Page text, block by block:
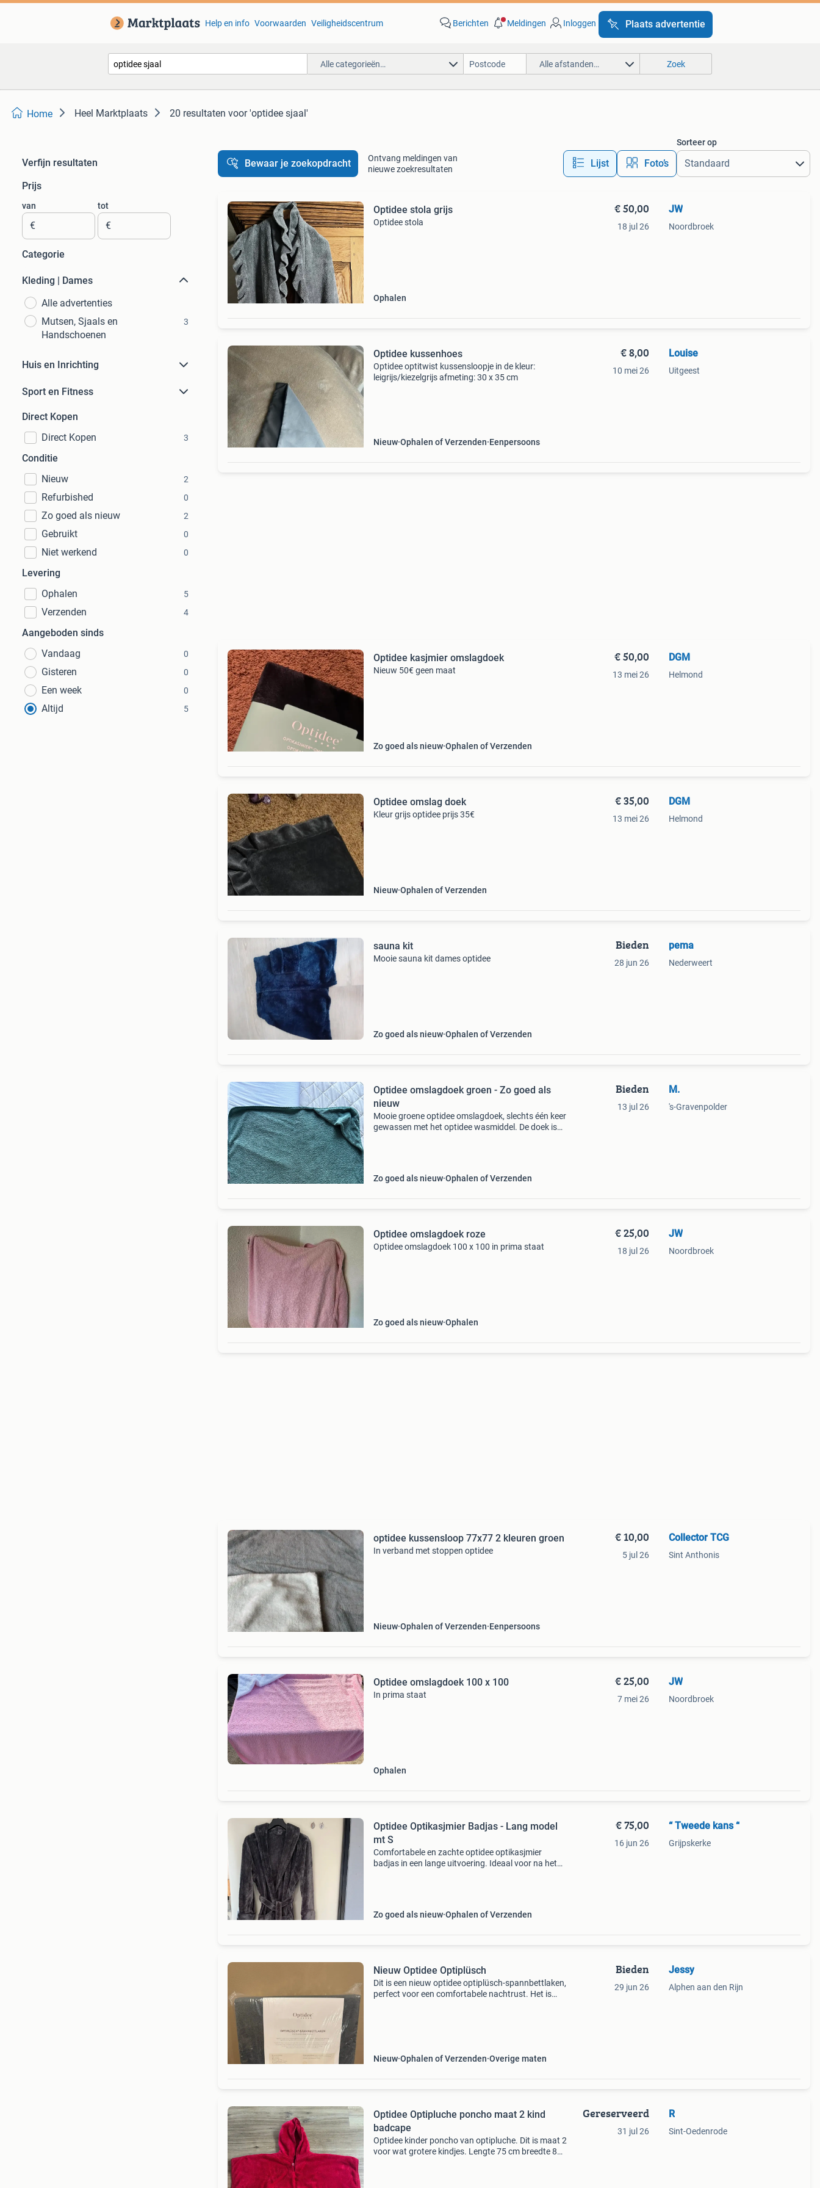
Help en info Voorwaarden Veiligheidscentrum Berichten Meldingen Inloggen Plaats advertentie
Alle categorieën… Alle afstanden… Zoek
Home Heel Marktplaats 20 resultaten voor 'optidee sjaal'
Verfijn resultaten
Prijs
van
€
tot
€
Categorie
Kleding | Dames
Alle advertenties
Mutsen, Sjaals en
Handschoenen
3
Huis en Inrichting
Sport en Fitness
Direct Kopen
Direct Kopen
3
Conditie
Nieuw
2
Refurbished 0
Zo goed als nieuw 2
Gebruikt 0
Niet werkend 0
Levering
Ophalen
5
Verzenden 4
Aangeboden sinds
Vandaag
0
Gisteren 0
Een week 0
Altijd 5
Bewaar je zoekopdracht
Ontvang meldingen van
nieuwe zoekresultaten
Lijst Foto’s
Sorteer op
Optidee stola grijs
Optidee stola
Ophalen
€ 50,00
18 jul 26
JW
Noordbroek
Optidee kussenhoes
Optidee optitwist kussensloopje in de kleur:
leigrijs/kiezelgrijs afmeting: 30 x 35 cm
Nieuw Ophalen of Verzenden Eenpersoons
€ 8,00
10 mei 26
Louise
Uitgeest
Optidee kasjmier omslagdoek
Nieuw 50€ geen maat
Zo goed als nieuw Ophalen of Verzenden
€ 50,00
13 mei 26
DGM
Helmond
Optidee omslag doek
Kleur grijs optidee prijs 35€
Nieuw Ophalen of Verzenden
€ 35,00
13 mei 26
DGM
Helmond
sauna kit
Mooie sauna kit dames optidee
Zo goed als nieuw Ophalen of Verzenden
Bieden
28 jun 26
pema
Nederweert
Optidee omslagdoek groen - Zo goed als
nieuw
Mooie groene optidee omslagdoek, slechts één keer
gewassen met het optidee wasmiddel. De doek is
Zo goed als nieuw Ophalen of Verzenden
Bieden
13 jul 26
M.
's-Gravenpolder
Optidee omslagdoek roze
Optidee omslagdoek 100 x 100 in prima staat
Zo goed als nieuw Ophalen
€ 25,00
18 jul 26
JW
Noordbroek
optidee kussensloop 77x77 2 kleuren groen
In verband met stoppen optidee
Nieuw Ophalen of Verzenden Eenpersoons
€ 10,00
5 jul 26
Collector TCG
Sint Anthonis
Optidee omslagdoek 100 x 100
In prima staat
Ophalen
€ 25,00
7 mei 26
JW
Noordbroek
Optidee Optikasjmier Badjas - Lang model
mt S
Comfortabele en zachte optidee optikasjmier
badjas in een lange uitvoering. Ideaal voor na het
Zo goed als nieuw Ophalen of Verzenden
€ 75,00
16 jun 26
“ Tweede kans “
Grijpskerke
Nieuw Optidee Optiplüsch
Dit is een nieuw optidee optiplüsch-spannbettlaken,
perfect voor een comfortabele nachtrust. Het is
Nieuw Ophalen of Verzenden Overige maten
Bieden
29 jun 26
Jessy
Alphen aan den Rijn
Optidee Optipluche poncho maat 2 kind
badcape
Optidee kinder poncho van optipluche. Dit is maat 2
voor wat grotere kindjes. Lengte 75 cm breedte 85
Gereserveerd
31 jul 26
R
Sint-Oedenrode